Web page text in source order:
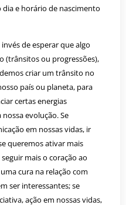
dia e horário de nascimento
de esperar que algo
(trânsitos ou progressões),
criar um trânsito no
país ou planeta, para
certas energias
evolução. Se
em nossas vidas, ir
queremos ativar mais
mais o coração ao
cura na relação com
ser interessantes; se
ação em nossas vidas,